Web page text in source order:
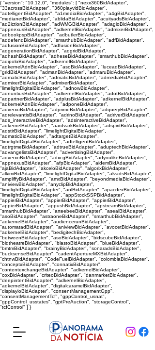
{ "version": "10.12.0", "modules": [ "nexx360BidAdapter",
"33acrossBidAdapter", "360playvidBidAdapter",
"adtelligentBidAdapter", "a1mediaBidAdapter", "a4gBidAdapter",
"medianetBidAdapter", "ablidaBidAdapter", "acuityadsBidAdapter",
"ad2ictionBidAdapter", "adWMGBidAdapter", "adagioBidAdapter",
"appnexusBidAdapter", "adkernelBidAdapter", "admixerBidAdapter",
"adbookpspBidAdapter", "adbutlerBidAdapter",
"addefendBidAdapter", "smarthubBidAdapter", "adfBidAdapter",
"adfusionBidAdapter", "adfusionBidAdapter",
"adgenerationBidAdapter", "adgridBidAdapter",
"adhashBidAdapter", "adheseBidAdapter", "smarthubBidAdapter",
"adipoloBidAdapter", "adkernelBidAdapter",
"adkernelAdnBidAdapter", "asoBidAdapter", "luceadBidAdapter",
"gridBidAdapter", "admanBidAdapter", "admaruBidAdapter",
"admaticBidAdapter", "admaticBidAdapter", "admediaBidAdapter",
"admixerBidAdapter", "admixerBidAdapter",
"limelightDigitalBidAdapter", "adnowBidAdapter",
"adnuntiusBidAdapter", "adkernelBidAdapter", "adotBidAdapter",
"adpartnerBidAdapter", "adplusBidAdapter", "adkernelBidAdapter",
"adkernelAdnBidAdapter", "adponeBidAdapter",
"adverxoBidAdapter", "adprimeBidAdapter", "adqueryBidAdapter",
"adrelevantisBidAdapter", "adrinoBidAdapter", "adriverBidAdapter",
"ads_interactiveBidAdapter", "adsinteractiveBidAdapter",
"adkernelBidAdapter", "aardvarkBidAdapter", "adspiritBidAdapter",
"adstirBidAdapter", "limelightDigitalBidAdapter",
"admaticBidAdapter", "adtargetBidAdapter",
"limelightDigitalBidAdapter", "adtelligentBidAdapter",
"adtrgtmeBidAdapter", "adtrueBidAdapter", "aduptechBidAdapter",
"advangelistsBidAdapter", "advertisingBidAdapter",
"adverxoBidAdapter", "adxcgBidAdapter", "adyoulikeBidAdapter",
"appnexusBidAdapter", "afpBidAdapter", "aidemBidAdapter",
"ajaBidAdapter", "akceloBidAdapter", "algorixBidAdapter",
"alkimiBidAdapter", "limelightDigitalBidAdapter", "alvadsBidAdapter",
"ampliffyBidAdapter", "amxBidAdapter", "beyondmediaBidAdapter",
"aniviewBidAdapter", "anyclipBidAdapter",
"limelightDigitalBidAdapter", "aolBidAdapter", "apacdexBidAdapter",
"limelightDigitalBidAdapter", "appStockSSPBidAdapter",
"appierBidAdapter", "appierBidAdapter", "appierBidAdapter",
"appierBidAdapter", "appushBidAdapter", "apstreamBidAdapter",
"smarthubBidAdapter", "arteebeeBidAdapter", "asealBidAdapter",
"asoBidAdapter", "astraoneBidAdapter", "smarthubBidAdapter",
"adkernelBidAdapter", "audiencerunBidAdapter",
"automatadBidAdapter", "aniviewBidAdapter", "avocetBidAdapter",
"adkernelBidAdapter", "bedigitechBidAdapter",
"betweenBidAdapter", "asoBidAdapter", "bidscubeBidAdapter",
"bidtheatreBidAdapter", "blastoBidAdapter", "blueBidAdapter",
"bmtmBidAdapter", "brainyBidAdapter", "sonaradsBidAdapter",
"bucksenseBidAdapter", "cadentApertureMXBidAdapter",
"chtnwBidAdapter", "CodeFuelBidAdapter", "colombiaBidAdapter",
"conceptxBidAdapter", "connatixBidAdapter",
"contentexchangeBidAdapter", "adkernelBidAdapter",
"coxBidAdapter", "criteoBidAdapter", "danmarketBidAdapter",
"deepintentBidAdapter", "adkernelBidAdapter",
"adkernelBidAdapter", "digitalcaramelBidAdapter",
"displayioBidAdapter", "consentManagementGpp",
"consentManagementTcf", "gppControl_usnat",
"gppControl_usstates", "gptPreAuction", "storageControl",
"tcfControl" ] }